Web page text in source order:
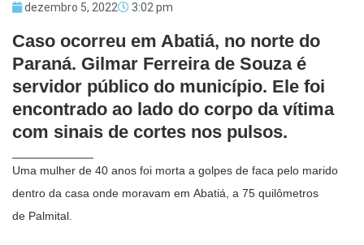
dezembro 5, 2022 3:02 pm
Caso ocorreu em Abatiá, no norte do
Paraná. Gilmar Ferreira de Souza é
servidor público do município. Ele foi
encontrado ao lado do corpo da vítima
com sinais de cortes nos pulsos.
Uma mulher de 40 anos foi morta a golpes de faca pelo marido
dentro da casa onde moravam em Abatiá, a 75 quilômetros
de Palmital.